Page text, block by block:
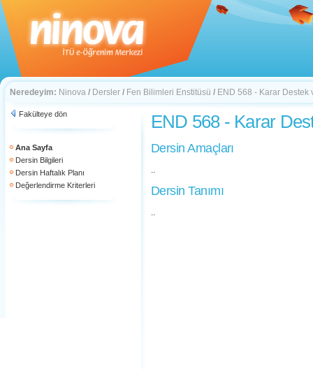
Neredeyim: Ninova / Dersler / Fen Bilimleri Enstitüsü / END 568 - Karar Destek
Fakülteye dön
Ana Sayfa
Dersin Bilgileri
Dersin Haftalık Planı
Değerlendirme Kriterleri
END 568 - Karar
Dersin Amaçları
..
Dersin Tanımı
..